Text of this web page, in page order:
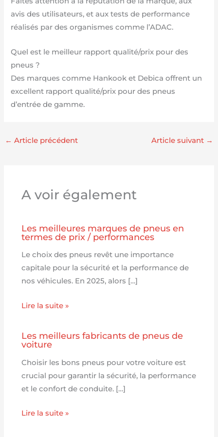
avis des utilisateurs, et aux tests de performance
réalisés par des organismes comme l’ADAC.
Quel est le meilleur rapport qualité/prix pour des
pneus ?
Des marques comme Hankook et Debica offrent un
excellent rapport qualité/prix pour des pneus
d’entrée de gamme.
← Article précédent Article suivant →
A voir également
Les meilleures marques de pneus en
termes de prix / performances
Le choix des pneus revêt une importance
capitale pour la sécurité et la performance de
nos véhicules. En 2025, alors […]
Lire la suite »
Les meilleurs fabricants de pneus de
voiture
Choisir les bons pneus pour votre voiture est
crucial pour garantir la sécurité, la performance
et le confort de conduite. […]
Lire la suite »